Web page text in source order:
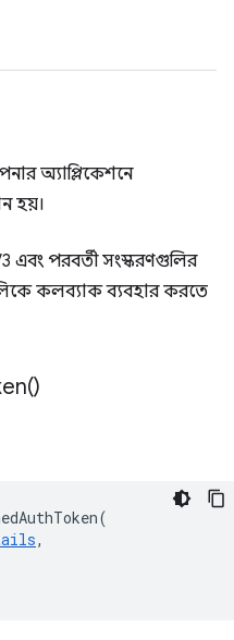
অ্যাপ্লিকেশনে
হয়।
এবং পরবর্তী সংস্করণগুলির
কলব্যাক ব্যবহার করতে
)
(
,